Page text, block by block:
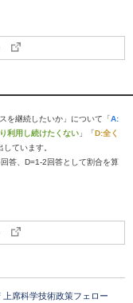
を継続したいか」について「A:
利用し続けたくない 」「D:全く
ています。
答、D=1-2回答として割合を算
席科学技術政策フェロー